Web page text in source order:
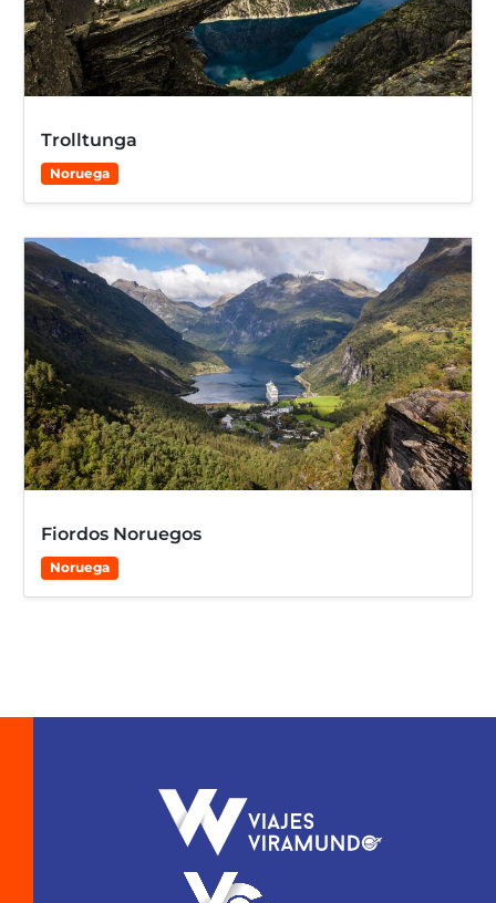
Trolltunga
Noruega
Fiordos Noruegos
Noruega